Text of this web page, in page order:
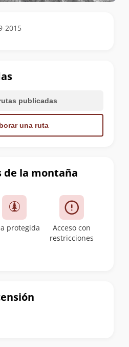
2015
de la montaña
protegida
Acceso con
restricciones
publicadas
una ruta